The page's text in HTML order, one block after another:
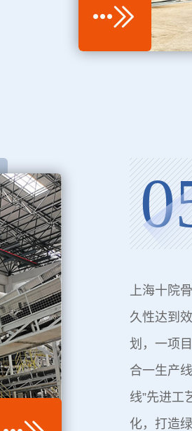
上海十院
久性达到
划，一项
合一生产
线”先进工
化，打造